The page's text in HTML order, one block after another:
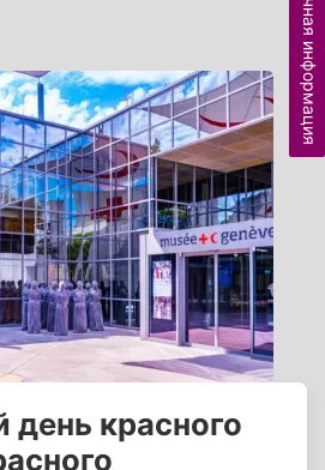
красного
справочная информация